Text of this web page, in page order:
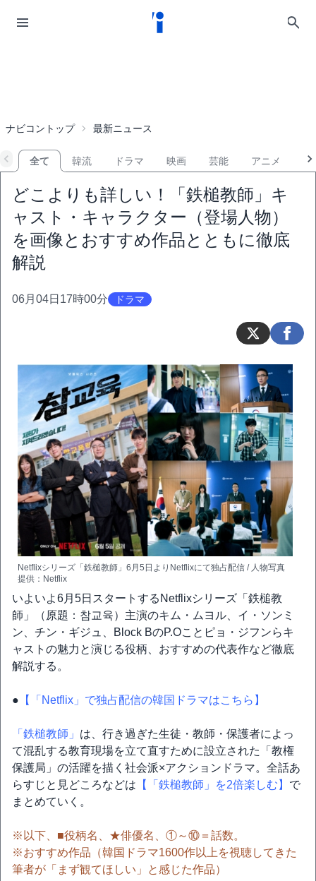
ナビコントップ 最新ニュース
全て 韓流 ドラマ 映画 芸能 アニメ
どこよりも詳しい！「鉄槌教師」キ
ャスト・キャラクター（登場人物）
を画像とおすすめ作品とともに徹底
解説
06月04日17時00分 ドラマ
Netflixシリーズ「鉄槌教師」6月5日よりNetflixにて独占配信 / 人物写真
提供：Netflix
いよいよ6月5日スタートするNetflixシリーズ「鉄槌教
師」（原題：참교육）主演のキム・ムヨル、イ・ソンミ
ン、チン・ギジュ、Block BのP.Oことピョ・ジフンらキ
ャストの魅力と演じる役柄、おすすめの代表作など徹底
解説する。
● 【「Netflix」で独占配信の韓国ドラマはこちら】
「鉄槌教師」 は、行き過ぎた生徒・教師・保護者によっ
て混乱する教育現場を立て直すために設立された「教権
保護局」の活躍を描く社会派×アクションドラマ。全話あ
らすじと見どころなどは 【「鉄槌教師」を2倍楽しむ】 で
まとめていく。
※以下、■役柄名、★俳優名、①～⑩＝話数。
※おすすめ作品（韓国ドラマ1600作以上を視聴してきた
筆者が「まず観てほしい」と感じた作品）